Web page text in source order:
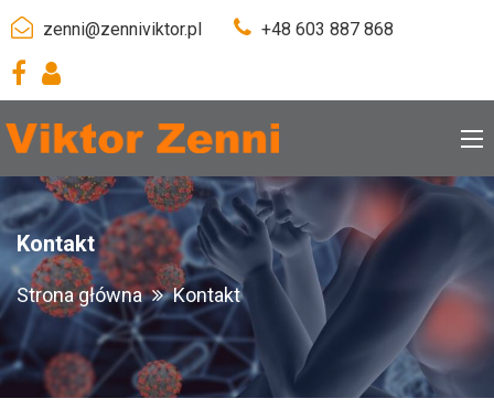
zenni@zenniviktor.pl +48 603 887 868
Kontakt
Strona główna Kontakt